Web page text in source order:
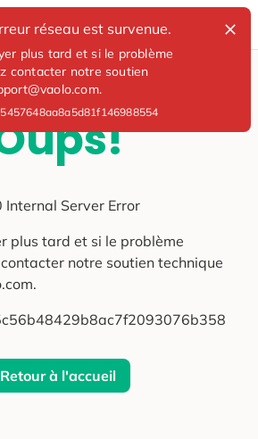
réseau est survenue.
plus tard et si le problème
contacter notre soutien
Internal Server Error
plus tard et si le problème
notre soutien technique
Retour à l'accueil